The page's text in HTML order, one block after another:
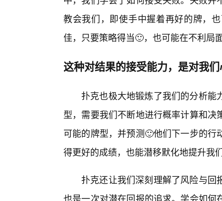
教会我们，即使手中握着再好的牌，
佳，只要策略得当🙂，也可能在不利局
这种对结果的接受能力，是对我
扑克也极大地锻炼了我们的分析能
型，需要我们不断地进行概率计算和
可能的牌型，并预测🙂他们下一步的
得更好的成绩，也能潜移默化地提升我
扑克还让我们深刻理解了风险与回
也是一次对潜在回报的追求。学会如